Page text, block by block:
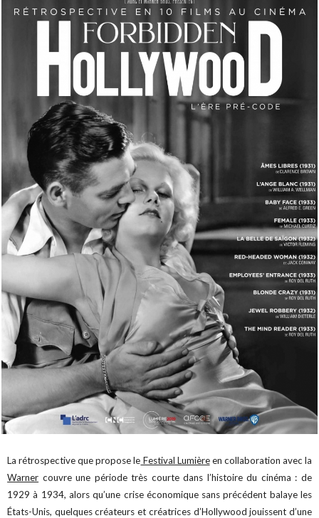
La rétrospective que propose le Festival Lumièreen collaboration avec la
Warner couvre une période très courte dans l’histoire du cinéma : de
1929 à 1934, alors qu’une crise économique sans précédent balaye les
États-Unis, quelques créateurs et créatrices d’Hollywood jouissent d’une